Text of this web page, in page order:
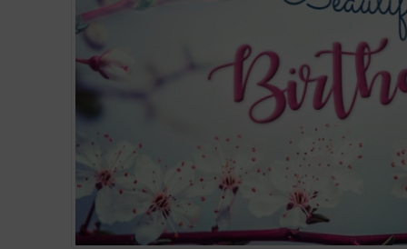
Kalender 2027 - Organizer / Planer
Klappkarten - Retro / Vintage
Klappkarten - Hochzeit / Geburt / Genesung / Trauer
Klappkarten - Weihnachten
Klappkarten - Verschiedenes